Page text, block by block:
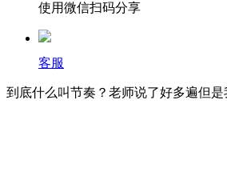
使用微信扫码分享
客服
到底什么叫节奏？老师说了好多遍但